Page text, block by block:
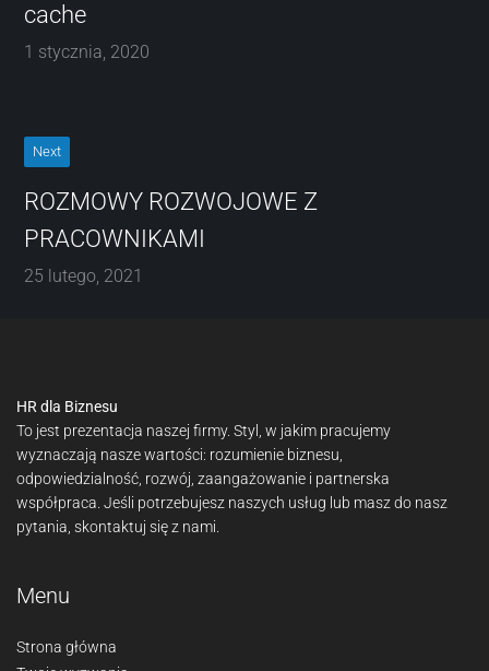
cache
1 stycznia, 2020
Next
ROZMOWY ROZWOJOWE Z
PRACOWNIKAMI
25 lutego, 2021
HR dla Biznesu
To jest prezentacja naszej firmy. Styl, w jakim pracujemy
wyznaczają nasze wartości: rozumienie biznesu,
odpowiedzialność, rozwój, zaangażowanie i partnerska
współpraca. Jeśli potrzebujesz naszych usług lub masz do nasz
pytania, skontaktuj się z nami.
Menu
Strona główna